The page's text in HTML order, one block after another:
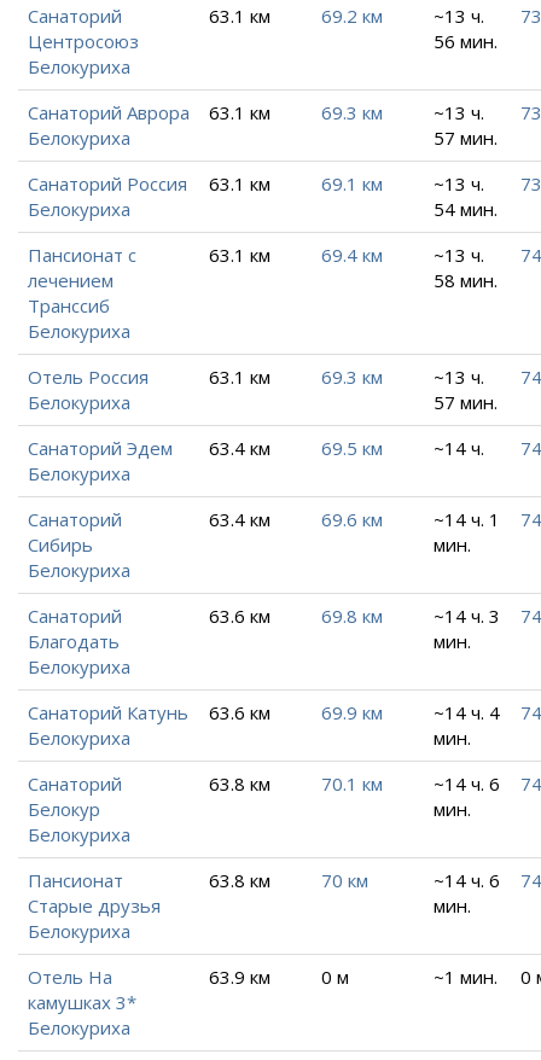
Санаторий
Центросоюз
Белокуриха
63.1 км 69.2 км
~13 ч.
56 мин.
Санаторий Аврора
Белокуриха
63.1 км 69.3 км
~13 ч.
57 мин.
Санаторий Россия
Белокуриха
63.1 км 69.1 км
~13 ч.
54 мин.
Пансионат с
лечением
Транссиб
Белокуриха
63.1 км 69.4 км
~13 ч.
58 мин.
Отель Россия
Белокуриха
63.1 км 69.3 км
~13 ч.
57 мин.
Санаторий Эдем
Белокуриха
63.4 км 69.5 км ~14 ч.
Санаторий
Сибирь
Белокуриха
63.4 км 69.6 км
~14 ч. 1
мин.
Санаторий
Благодать
Белокуриха
63.6 км 69.8 км
~14 ч. 3
мин.
Санаторий Катунь
Белокуриха
63.6 км 69.9 км
~14 ч. 4
мин.
Санаторий
Белокур
Белокуриха
63.8 км 70.1 км
~14 ч. 6
мин.
Пансионат
Старые друзья
Белокуриха
63.8 км 70 км
~14 ч. 6
мин.
Отель На
камушках 3*
Белокуриха
63.9 км 0 м ~1 мин. 0